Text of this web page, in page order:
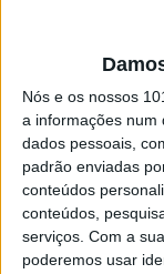
Nós e os nossos
a informações num
dados pessoais,
padrão enviadas
conteúdos
conteúdos,
serviços. Com a
poderemos usar
preparar
urbanizável
construirmos